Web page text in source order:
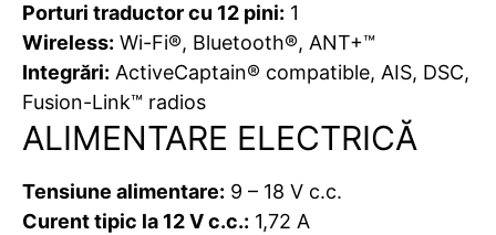
Porturi traductor cu 12 pini: 1
Wireless: Wi-Fi®, Bluetooth®, ANT+™
Integrări: ActiveCaptain® compatible, AIS, DSC,
Fusion-Link™ radios
ALIMENTARE ELECTRICĂ
Tensiune alimentare: 9 – 18 V c.c.
Curent tipic la 12 V c.c.: 1,72 A